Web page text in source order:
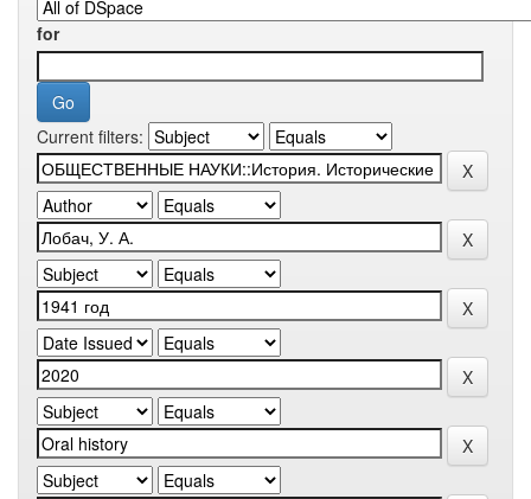
for
Current filters: